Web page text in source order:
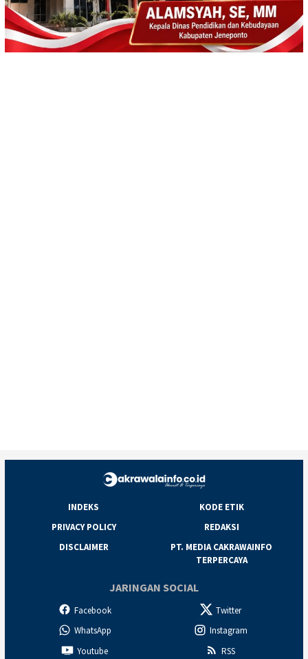
INDEKS
KODE ETIK
PRIVACY POLICY
REDAKSI
DISCLAIMER
PT. MEDIA CAKRAWAINFO
TERPERCAYA
JARINGAN SOCIAL
Facebook
Twitter
WhatsApp
Instagram
Youtube
RSS